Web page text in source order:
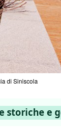
di Siniscola
storiche e